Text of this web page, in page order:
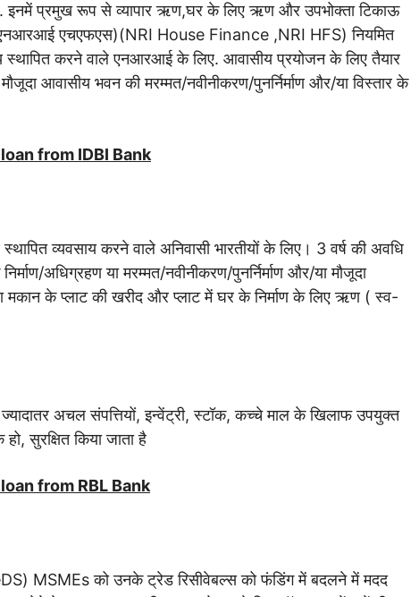
इनमें प्रमुख रूप से व्यापार ऋण,घर के लिए ऋण और उपभोक्ता टिकाऊ
एचएफएस)(NRI House Finance ,NRI HFS)नियमित
स्थापित करने वाले एनआरआई के लिए. आवासीय प्रयोजन के लिए तैयार
आवासीय भवन की मरम्मत/नवीनीकरण/पुनर्निर्माण और/या विस्तार के
from IDBI Bank
व्यवसाय करने वाले अनिवासी भारतीयों के लिए। 3 वर्ष की अवधि
अधिग्रहण या मरम्मत/नवीनीकरण/पुनर्निर्माण और/या मौजूदा
मकान के प्लाट की खरीद और प्लाट में घर के निर्माण के लिए ऋण ( स्व-
ज्यादातर अचल संपत्तियों, इन्वेंट्री, स्टॉक, कच्चे माल के खिलाफ उपयुक्त
सुरक्षित किया जाता है
from RBL Bank
MSMEs को उनके ट्रेड रिसीवेबल्स को फंडिंग में बदलने में मदद